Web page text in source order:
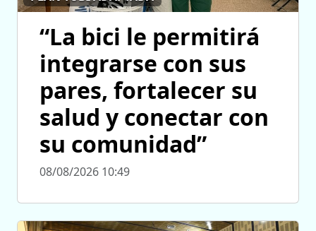
“La bici le permitirá
integrarse con sus
pares, fortalecer su
salud y conectar con
su comunidad”
08/08/2026 10:49